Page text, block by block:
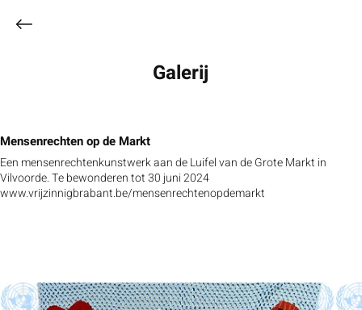
Mensenrechten op de Markt
Een mensenrechtenkunstwerk aan de Luifel van de Grote Markt in
Vilvoorde. Te bewonderen tot 30 juni 2024
www.vrijzinnigbrabant.be/mensenrechtenopdemarkt
Galerij